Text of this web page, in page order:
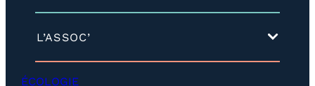
p
L’ASSOC’
é
ÉCOLOGIE